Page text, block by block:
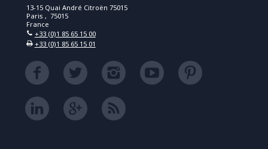
13-15 Quai André Citroën 75015
Paris , 75015
France
+33 (0)1 85 65 15 00
+33 (0)1 85 65 15 01